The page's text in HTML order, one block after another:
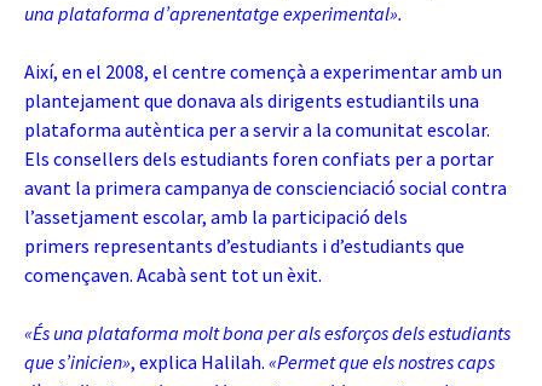
una plataforma d’aprenentatge experimental».
Així, en el 2008, el centre començà a experimentar amb un
plantejament que donava als dirigents estudiantils una
plataforma autèntica per a servir a la comunitat escolar.
Els consellers dels estudiants foren confiats per a portar
avant la primera campanya de conscienciació social contra
l’assetjament escolar, amb la participació dels
primers representants d’estudiants i d’estudiants que
començaven. Acabà sent tot un èxit.
«És una plataforma molt bona per als esforços dels estudiants
que s’inicien», explica Halilah. «Permet que els nostres caps